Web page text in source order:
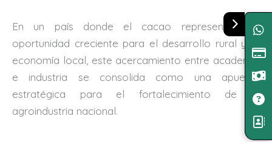
En un país donde el cacao representa una
oportunidad creciente para el desarrollo rural y la
economía local, este acercamiento entre academia
e industria se consolida como una apuesta
estratégica para el fortalecimiento de la
agroindustria nacional.